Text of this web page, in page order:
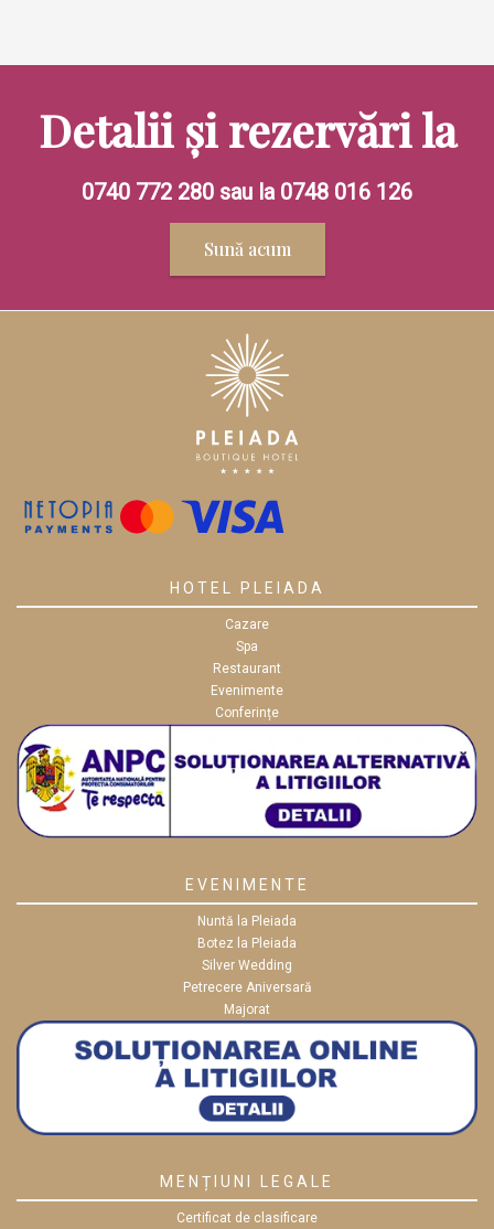
Detalii și rezervări la
0740 772 280 sau la 0748 016 126
Sună acum
HOTEL PLEIADA
Cazare
Spa
Restaurant
Evenimente
Conferințe
EVENIMENTE
Nuntă la Pleiada
Botez la Pleiada
Silver Wedding
Petrecere Aniversară
Majorat
MENȚIUNI LEGALE
Certificat de clasificare